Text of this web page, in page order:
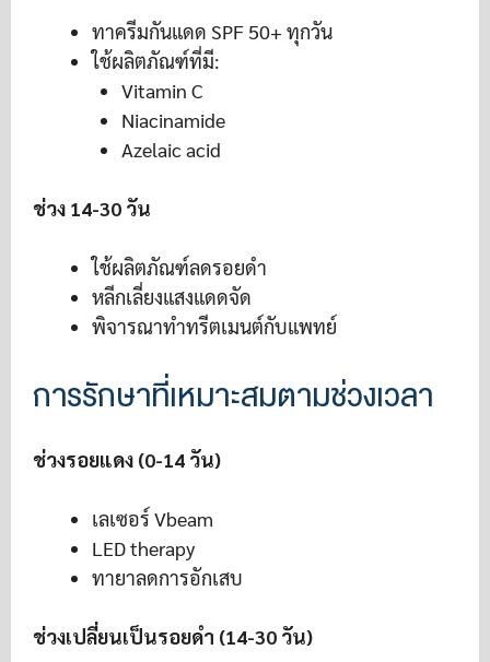
ทาครีมกันแดด SPF 50+ ทุกวัน
ใช้ผลิตภัณฑ์ที่มี:
Vitamin C
Niacinamide
Azelaic acid
ช่วง 14-30 วัน
ใช้ผลิตภัณฑ์ลดรอยดำ
หลีกเลี่ยงแสงแดดจัด
พิจารณาทำทรีตเมนต์กับแพทย์
การรักษาที่เหมาะสมตามช่วงเวลา
ช่วงรอยแดง (0-14 วัน)
เลเซอร์ Vbeam
LED therapy
ทายาลดการอักเสบ
ช่วงเปลี่ยนเป็นรอยดำ (14-30 วัน)